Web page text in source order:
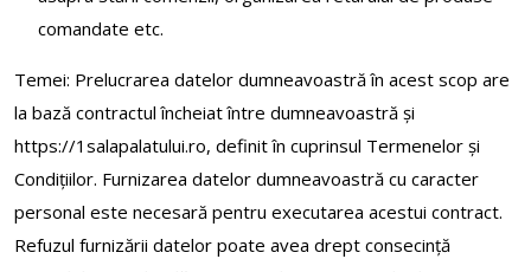
comandate etc.
Temei: Prelucrarea datelor dumneavoastră în acest scop are
la bază contractul încheiat între dumneavoastră și
https://1salapalatului.ro, definit în cuprinsul Termenelor și
Condițiilor. Furnizarea datelor dumneavoastră cu caracter
personal este necesară pentru executarea acestui contract.
Refuzul furnizării datelor poate avea drept consecință